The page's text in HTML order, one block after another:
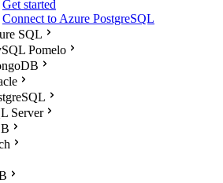
Get started
Connect to Azure PostgreSQL
SQL
Pomelo
Server